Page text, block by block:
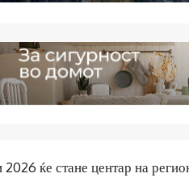
2026 ќе стане центар на